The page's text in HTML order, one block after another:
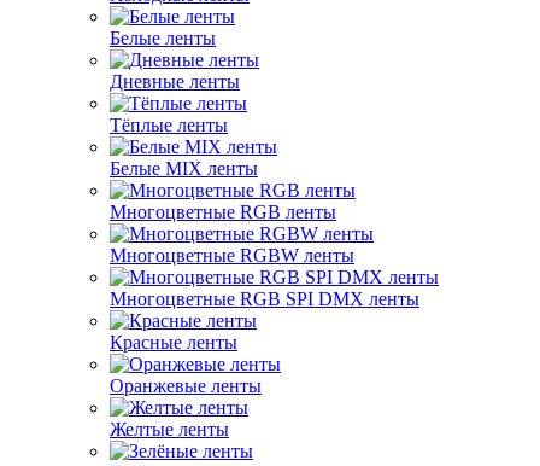
Белые ленты
Дневные ленты
Тёплые ленты
Белые MIX ленты
Многоцветные RGB ленты
Многоцветные RGBW ленты
Многоцветные RGB SPI DMX ленты
Красные ленты
Оранжевые ленты
Желтые ленты